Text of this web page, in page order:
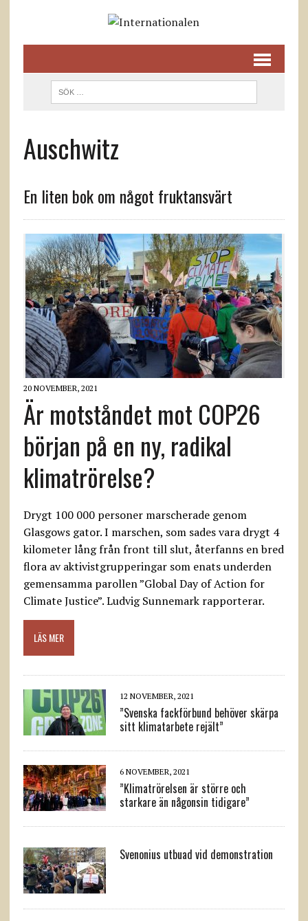
Auschwitz
En liten bok om något fruktansvärt
20 NOVEMBER, 2021
Är motståndet mot COP26
början på en ny, radikal
klimatrörelse?
Drygt 100 000 personer marscherade genom
Glasgows gator. I marschen, som sades vara drygt 4
kilometer lång från front till slut, återfanns en bred
flora av aktivistgrupperingar som enats underden
gemensamma parollen ”Global Day of Action for
Climate Justice”. Ludvig Sunnemark rapporterar.
LÄS MER
12 NOVEMBER, 2021
”Svenska fackförbund behöver skärpa
sitt klimatarbete rejält”
6 NOVEMBER, 2021
”Klimatrörelsen är större och
starkare än någonsin tidigare”
Svenonius utbuad vid demonstration